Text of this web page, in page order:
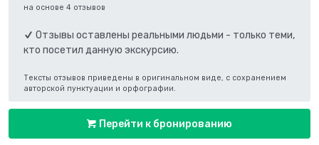
на основе 4 отзывов
Отзывы оставлены реальными людьми - только теми,
кто посетил данную экскурсию.
Тексты отзывов приведены в оригинальном виде, с сохранением
авторской пунктуации и орфографии.
Перейти к бронированию